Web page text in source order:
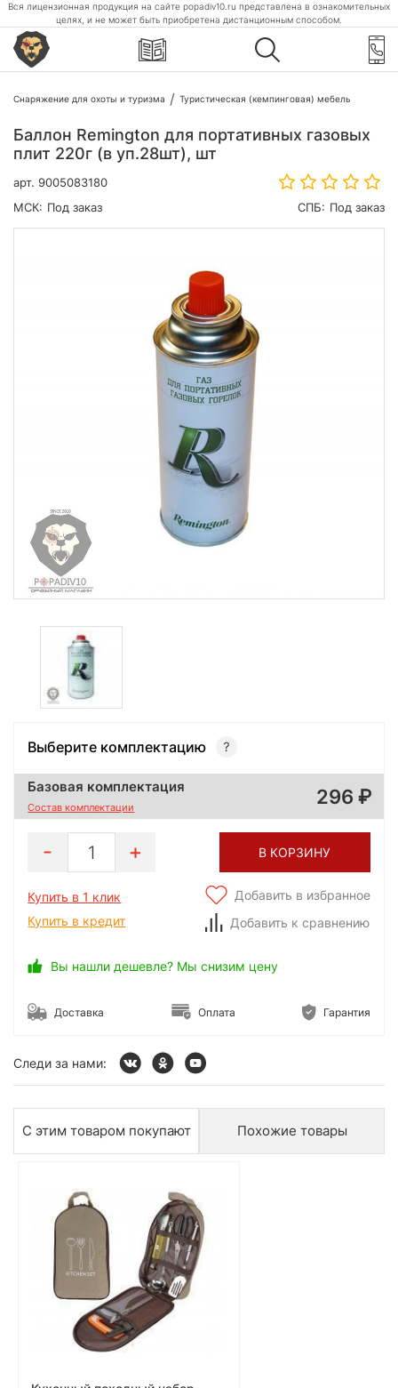
Вся лицензионная продукция на сайте popadiv10.ru представлена в ознакомительных
целях, и не может быть приобретена дистанционным способом.
Снаряжение для охоты и туризма Туристическая (кемпинговая) мебель
Баллон Remington для портативных газовых
плит 220г (в уп.28шт), шт
арт. 9005083180
МСК: Под заказ СПБ: Под заказ
Выберите комплектацию
Базовая комплектация
Состав комплектации 296
1 В КОРЗИНУ
Купить в 1 клик
Купить в кредит
Добавить в избранное
Добавить к сравнению
Вы нашли дешевле? Мы снизим цену
Доставка Оплата Гарантия
Следи за нами:
С этим товаром покупают Похожие товары